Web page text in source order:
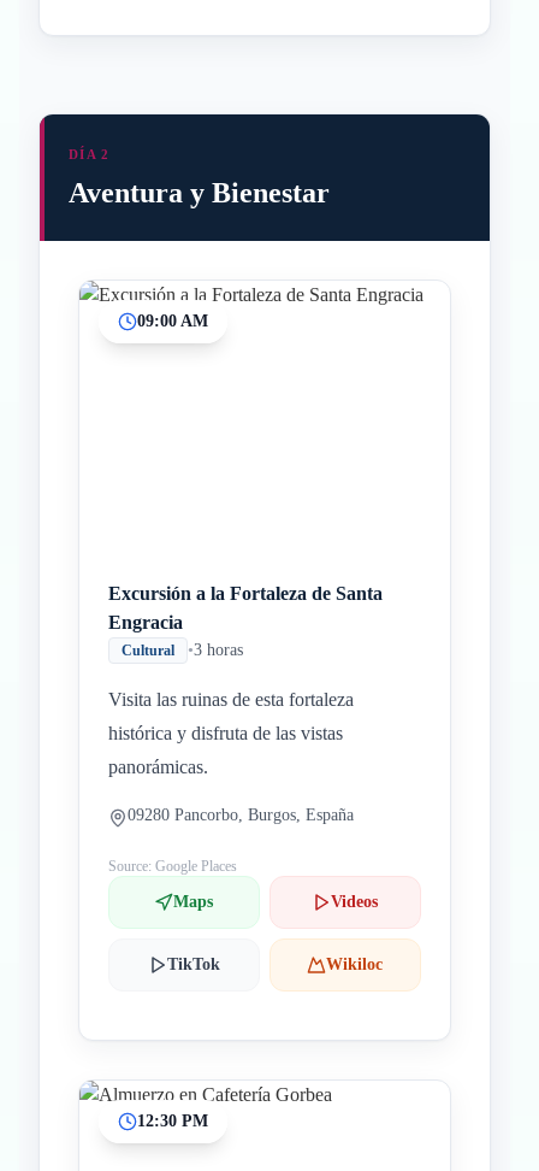
DÍA 2
Aventura y Bienestar
09:00 AM
Excursión a la Fortaleza de Santa
Engracia
Cultural •3 horas
Visita las ruinas de esta fortaleza
histórica y disfruta de las vistas
panorámicas.
09280 Pancorbo, Burgos, España
Source: Google Places
Maps Videos
TikTok Wikiloc
12:30 PM